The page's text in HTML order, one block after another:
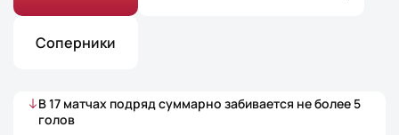
Соперники
В17 матчах подряд суммарно забивается не более 5
голов